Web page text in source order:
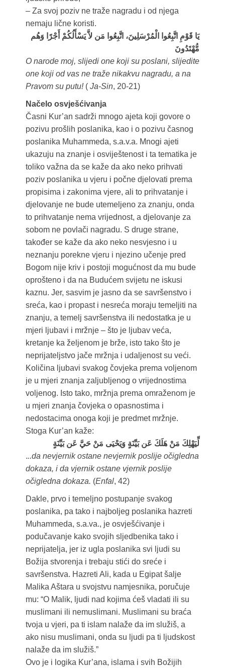
– Za svoj poziv ne traže nagradu i od njega
nemaju lične koristi.
يَا قَوْمِ اتَّبِعُوا الْمُرْسَلِينَ، اتَّبِعُوا مَن لاَّ يَسْأَلُكُمْ أَجْرًا وَهُم
مُّهْتَدُونَ
O narode moj, slijedi one koji su poslani, slijedite
one koji od vas ne traže nikakvu nagradu, a na
Pravom su putu!(Ja-Sin, 20-21)
Načelo osvješćivanja
Časni Kur’an sadrži mnogo ajeta koji govore o
pozivu prošlih poslanika, kao i o pozivu časnog
poslanika Muhammeda, s.a.v.a. Mnogi ajeti
ukazuju na znanje i osviještenost i ta tematika je
toliko važna da se kaže da ako neko prihvati
poziv poslanika u vjeru i počne djelovati prema
propisima i zakonima vjere, ali to prihvatanje i
djelovanje ne bude utemeljeno za znanju, onda
to prihvatanje nema vrijednost, a djelovanje za
sobom ne povlači nagradu. S druge strane,
također se kaže da ako neko nesvjesno i u
neznanju porekne vjeru i njezino učenje pred
Bogom nije kriv i postoji mogućnost da mu bude
oprošteno i da na Budućem svijetu ne iskusi
kaznu. Jer, sasvim je jasno da se savršenstvo i
sreća, kao i propast i nesreća moraju temeljiti na
znanju, a temelj savršenstva ili nedostatka je u
mjeri ljubavi i mržnje – što je ljubav veća,
kretanje ka željenom je brže, isto tako što je
neprijateljstvo jače mržnja i udaljenost su veći.
Količina ljubavi svakog čovjeka prema voljenom
je u mjeri znanja zaljubljenog o vrijednostima
voljenog. Isto tako, mržnja prema omraženom je
u mjeri znanja čovjeka o opasnostima i
nedostacima onoga koji je predmet mržnje.
Stoga Kur’an kaže:
لِّيَهْلِكَ مَنْ هَلَكَ عَن بَيِّنَةٍ وَيَحْيَى مَنْ حَيَّ عَن بَيِّنَةٍ
...da nevjernik ostane nevjernik poslije očigledna
dokaza, i da vjernik ostane vjernik poslije
očigledna dokaza. (Enfal, 42)
Dakle, prvo i temeljno postupanje svakog
poslanika, pa tako i najboljeg poslanika hazreti
Muhammeda, s.a.va., je osvješćivanje i
podučavanje kako svojih sljedbenika tako i
neprijatelja, jer iz ugla poslanika svi ljudi su
Božija stvorenja i trebaju stići do sreće i
savršenstva. Hazreti Ali, kada u Egipat šalje
Malika Aštara u svojstvu namjesnika, poručuje
mu: “O Malik, ljudi nad kojima ćeš vladati ili su
muslimani ili nemuslimani. Muslimani su braća
tvoja u vjeri, pa ti islam nalaže da im služiš, a
ako nisu muslimani, onda su ljudi pa ti ljudskost
nalaže da im služiš.”
Ovo je i logika Kur’ana, islama i svih Božijih